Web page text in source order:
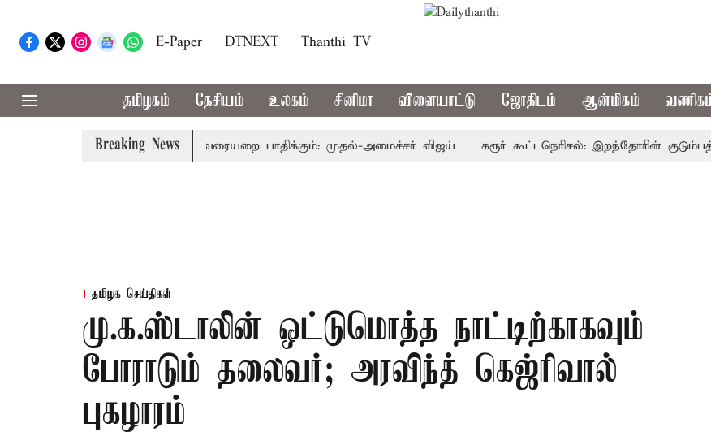
E-Paper DTNEXT Thanthi TV
தமிழகம் தேசியம் உலகம் சினிமா விளையாட்டு ஜோதிடம் ஆன்மிகம்
Breaking News
தொகுதி மறுவரையறை பாதிக்கும்: முதல்-அமைச்சர் விஜய் கரூர் கூட்டநெரிசல்: இறந்தோரின்
தமிழக செய்திகள்
மு.க.ஸ்டாலின் ஒட்டுமொத்த நாட்டிற்காகவும்
போராடும் தலைவர்; அரவிந்த் கெஜ்ரிவால்
புகழாரம்